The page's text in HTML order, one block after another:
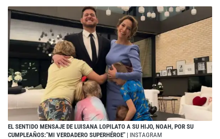
EL SENTIDO MENSAJE DE LUISANA LOPILATO A SU HIJO, NOAH, POR SU
CUMPLEAÑOS:"MI VERDADERO SUPERHÉROE" | INSTAGRAM